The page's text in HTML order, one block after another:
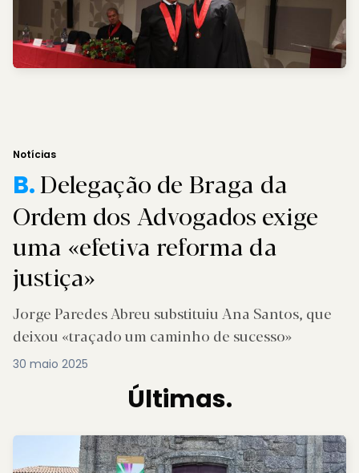
Notícias
B.Delegação de Braga da
Ordem dos Advogados exige
uma «efetiva reforma da
justiça»
Jorge Paredes Abreu substituiu Ana Santos, que
deixou «traçado um caminho de sucesso»
30 maio 2025
Últimas.